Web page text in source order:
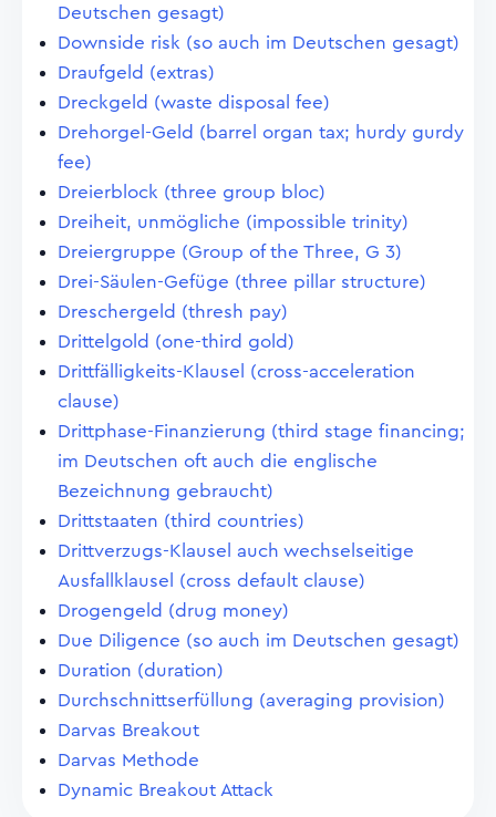
Deutschen gesagt)
Downside risk (so auch im Deutschen gesagt)
Draufgeld (extras)
Dreckgeld (waste disposal fee)
Drehorgel-Geld (barrel organ tax; hurdy gurdy
fee)
Dreierblock (three group bloc)
Dreiheit, unmögliche (impossible trinity)
Dreiergruppe (Group of the Three, G 3)
Drei-Säulen-Gefüge (three pillar structure)
Dreschergeld (thresh pay)
Drittelgold (one-third gold)
Drittfälligkeits-Klausel (cross-acceleration
clause)
Drittphase-Finanzierung (third stage financing;
im Deutschen oft auch die englische
Bezeichnung gebraucht)
Drittstaaten (third countries)
Drittverzugs-Klausel auch wechselseitige
Ausfallklausel (cross default clause)
Drogengeld (drug money)
Due Diligence (so auch im Deutschen gesagt)
Duration (duration)
Durchschnittserfüllung (averaging provision)
Darvas Breakout
Darvas Methode
Dynamic Breakout Attack